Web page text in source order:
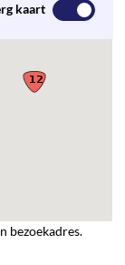
kaart
bezoekadres.